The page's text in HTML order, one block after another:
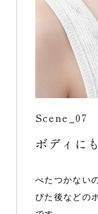
Scene_07
ボディにも
べたつかない
びた後などの